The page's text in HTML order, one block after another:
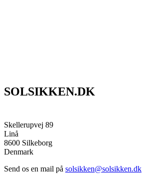
SOLSIKKEN.DK
Skellerupvej 89
Linå
8600 Silkeborg
Denmark
Send os en mail på solsikken@solsikken.dk